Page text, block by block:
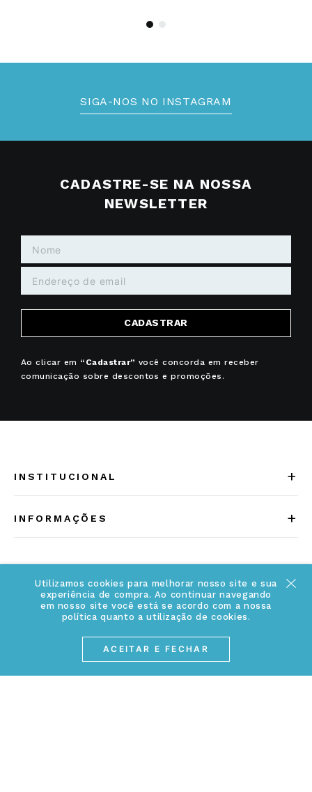
Utilizamos cookies para melhorar nosso site e sua
experiência de compra. Ao continuar navegando
em nosso site você está se acordo com a nossa
política quanto a utilização de cookies.
ACEITAR E FECHAR
SIGA-NOS NO INSTAGRAM
CADASTRE-SE NA NOSSA
NEWSLETTER
CADASTRAR
Ao clicar em “Cadastrar” você concorda em receber
comunicação sobre descontos e promoções.
INSTITUCIONAL +
Conheça a linha MVNDOS
INFORMAÇÕES +
Política de Privacidade
ATENDIMENTO
(17) 3234-2299
contato.mvndos@webjoias.com.br
Horário de atendimento: De segunda à sexta-feira das